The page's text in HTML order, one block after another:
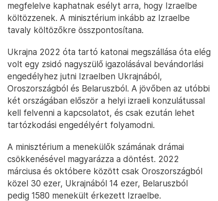
megfelelve kaphatnak esélyt arra, hogy Izraelbe
költözzenek. A minisztérium inkább az Izraelbe
tavaly költözőkre összpontosítana.
Ukrajna 2022 óta tartó katonai megszállása óta elég
volt egy zsidó nagyszülő igazolásával bevándorlási
engedélyhez jutni Izraelben Ukrajnából,
Oroszországból és Belaruszból. A jövőben az utóbbi
két országában először a helyi izraeli konzulátussal
kell felvenni a kapcsolatot, és csak ezután lehet
tartózkodási engedélyért folyamodni.
A minisztérium a menekülők számának drámai
csökkenésével magyarázza a döntést. 2022
márciusa és októbere között csak Oroszországból
közel 30 ezer, Ukrajnából 14 ezer, Belaruszból
pedig 1580 menekült érkezett Izraelbe.